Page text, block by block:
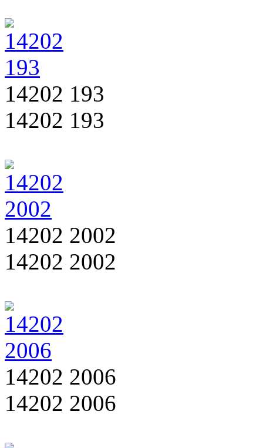
14202 193
14202 193
14202 2002
14202 2002
14202 2006
14202 2006